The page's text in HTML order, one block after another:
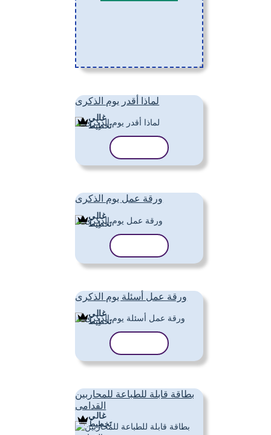
لماذا أقدر يوم الذكرى
غالي
تَخطِيط
ورقة عمل يوم الذكرى
غالي
تَخطِيط
ورقة عمل أسئلة يوم الذكرى
غالي
تَخطِيط
بطاقة قابلة للطباعة للمحاربين
القدامى
غالي
تَخطِيط